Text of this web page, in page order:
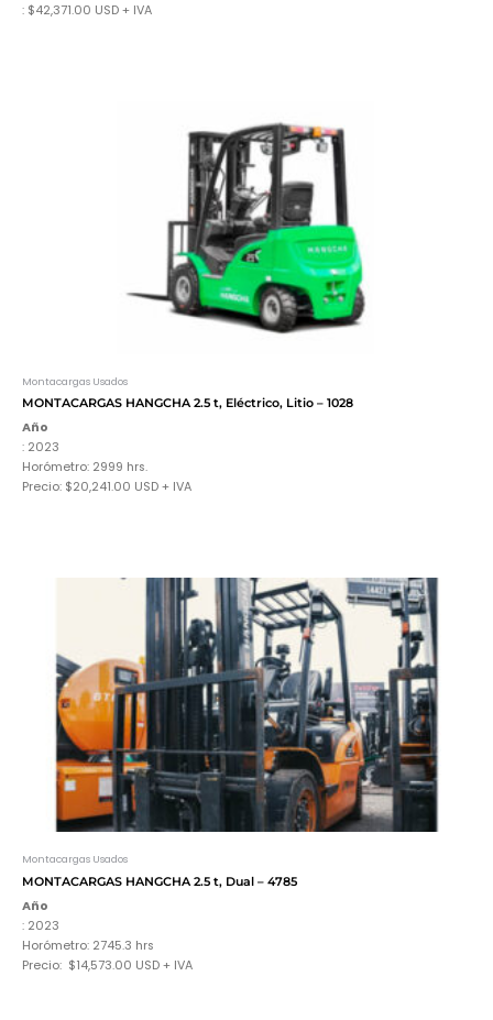
: $42,371.00 USD + IVA
Montacargas Usados
MONTACARGAS HANGCHA 2.5 t, Eléctrico, Litio – 1028
Año
: 2023
Horómetro: 2999 hrs.
Precio: $20,241.00 USD + IVA
Montacargas Usados
MONTACARGAS HANGCHA 2.5 t, Dual – 4785
Año
: 2023
Horómetro: 2745.3 hrs
Precio: $14,573.00 USD + IVA